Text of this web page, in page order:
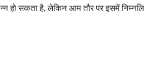
हो सकता है, लेकिन आम तौर पर इसमें